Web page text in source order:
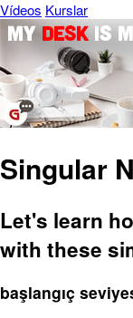
Vídeos Kurslar
Singular
Let's learn
with these
başlangıç